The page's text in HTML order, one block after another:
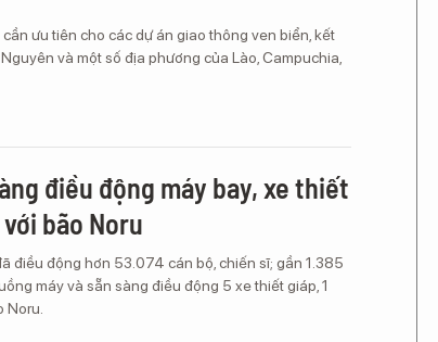
ưu tiên cho các dự án giao thông ven biển, kết
và một số địa phương của Lào, Campuchia,
điều động máy bay, xe thiết
bão Noru
điều động hơn 53.074 cán bộ, chiến sĩ; gần 1.385
máy và sẵn sàng điều động 5 xe thiết giáp, 1